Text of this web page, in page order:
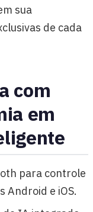
sua
de cada
com
em
para controle
Android e iOS.